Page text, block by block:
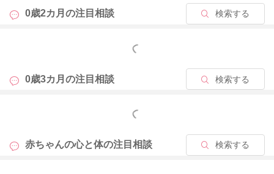
一時的なものと言われていますが、もし、出血が続く場合や出
血量が増える、他にお子さんの様子に変化があれば、ウンチの
0歳2カ月の注目相談 検索する
もっと見る
0歳3カ月の注目相談 検索する
もっと見る
赤ちゃんの心と体の注目相談 検索する